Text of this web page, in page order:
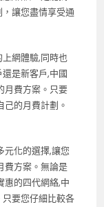
讓您盡情享受通
上網體驗,同時也
是新客戶,中國
月費方案。只要
的月費計劃。
元化的選擇,讓您
費方案。無論是
惠的四代網絡,中
要您仔細比較各